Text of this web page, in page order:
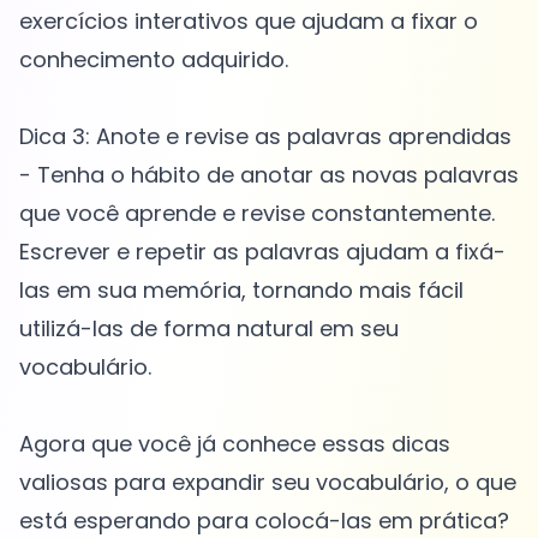
exercícios interativos que ajudam a fixar o
conhecimento adquirido.
Dica 3: Anote e revise as palavras aprendidas
- Tenha o hábito de anotar as novas palavras
que você aprende e revise constantemente.
Escrever e repetir as palavras ajudam a fixá-
las em sua memória, tornando mais fácil
utilizá-las de forma natural em seu
vocabulário.
Agora que você já conhece essas dicas
valiosas para expandir seu vocabulário, o que
está esperando para colocá-las em prática?